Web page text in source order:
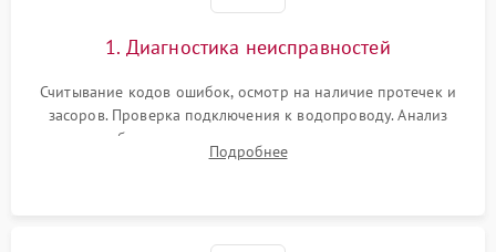
Проблемы с1. Диагностика неисправностей
Считывание кодов ошибок, осмотр на наличие протечек и
засоров. Проверка подключения к водопроводу. Анализ
жалоб на отсутствие слива, нагрева, вращения
разбрызгивателей или срабатывание системы защиты
Подробнее